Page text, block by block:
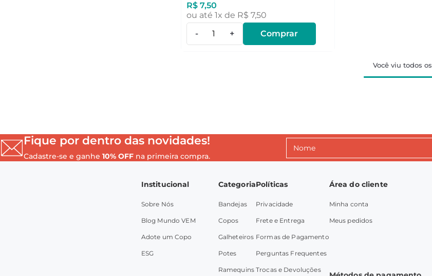
R$ 7,50
ou até 1x de R$ 7,50
-
+ Comprar
Você viu todos os
Fique por dentro das novidades!
Cadastre-se e ganhe 10% OFF na primeira compra.
Institucional
Sobre Nós
Blog Mundo VEM
Adote um Copo
ESG
Categoria
Bandejas
Copos
Galheteiros
Potes
Ramequins
Políticas
Privacidade
Frete e Entrega
Formas de Pagamento
Perguntas Frequentes
Trocas e Devoluções
Área do cliente
Minha conta
Meus pedidos